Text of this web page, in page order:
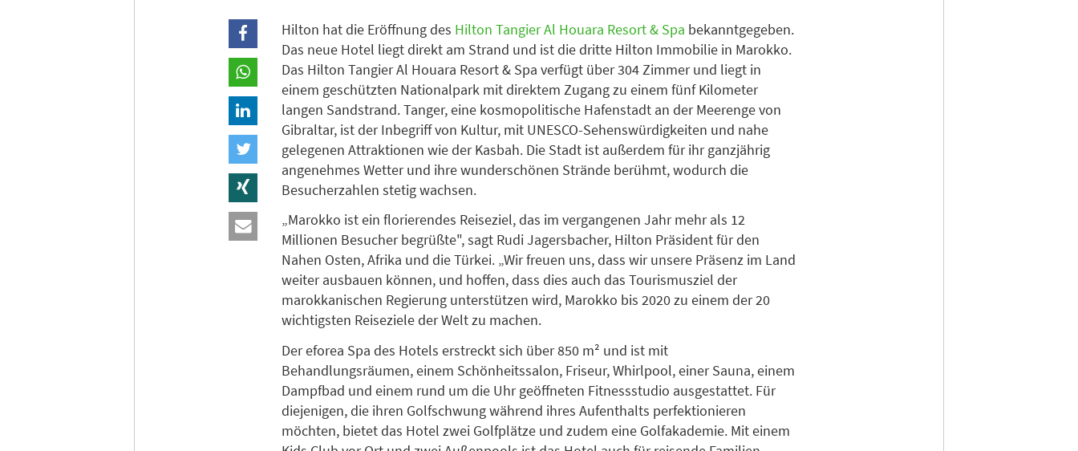
Hilton hat die Eröffnung des Hilton Tangier Al Houara Resort & Spa bekanntgegeben.
Das neue Hotel liegt direkt am Strand und ist die dritte Hilton Immobilie in Marokko.
Das Hilton Tangier Al Houara Resort & Spa verfügt über 304 Zimmer und liegt in
einem geschützten Nationalpark mit direktem Zugang zu einem fünf Kilometer
langen Sandstrand. Tanger, eine kosmopolitische Hafenstadt an der Meerenge von
Gibraltar, ist der Inbegriff von Kultur, mit UNESCO-Sehenswürdigkeiten und nahe
gelegenen Attraktionen wie der Kasbah. Die Stadt ist außerdem für ihr ganzjährig
angenehmes Wetter und ihre wunderschönen Strände berühmt, wodurch die
Besucherzahlen stetig wachsen.
„Marokko ist ein florierendes Reiseziel, das im vergangenen Jahr mehr als 12
Millionen Besucher begrüßte", sagt Rudi Jagersbacher, Hilton Präsident für den
Nahen Osten, Afrika und die Türkei. „Wir freuen uns, dass wir unsere Präsenz im Land
weiter ausbauen können, und hoffen, dass dies auch das Tourismusziel der
marokkanischen Regierung unterstützen wird, Marokko bis 2020 zu einem der 20
wichtigsten Reiseziele der Welt zu machen.
Der eforea Spa des Hotels erstreckt sich über 850 m² und ist mit
Behandlungsräumen, einem Schönheitssalon, Friseur, Whirlpool, einer Sauna, einem
Dampfbad und einem rund um die Uhr geöffneten Fitnessstudio ausgestattet. Für
diejenigen, die ihren Golfschwung während ihres Aufenthalts perfektionieren
möchten, bietet das Hotel zwei Golfplätze und zudem eine Golfakademie. Mit einem